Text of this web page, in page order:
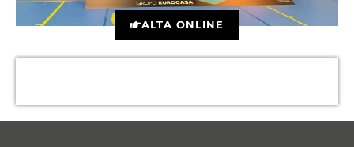
ALTA ONLINE